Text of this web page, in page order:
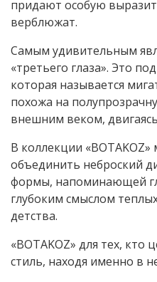
придают особую
верблюжат.
Самым удивительным
«третьего глаза». Это
которая называется
похожа на
внешним веком,
В коллекции
объединить неброский
формы, напоминающей
глубоким смыслом
детства.
«BOTAKOZ» для тех,
стиль, находя именно в